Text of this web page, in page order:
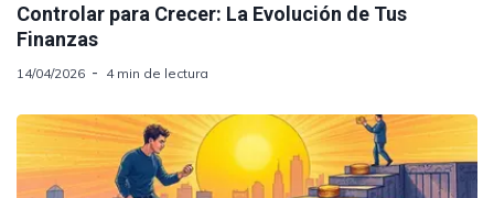
Controlar para Crecer: La Evolución de Tus
Finanzas
14/04/2026 4 min de lectura